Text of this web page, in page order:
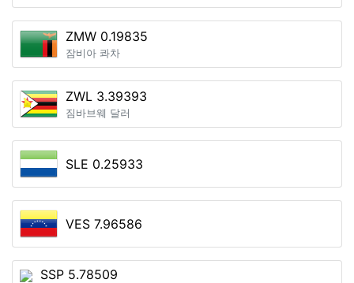
ZMW 0.19835
잠비아 콰차
ZWL 3.39393
짐바브웨 달러
SLE 0.25933
VES 7.96586
SSP 5.78509